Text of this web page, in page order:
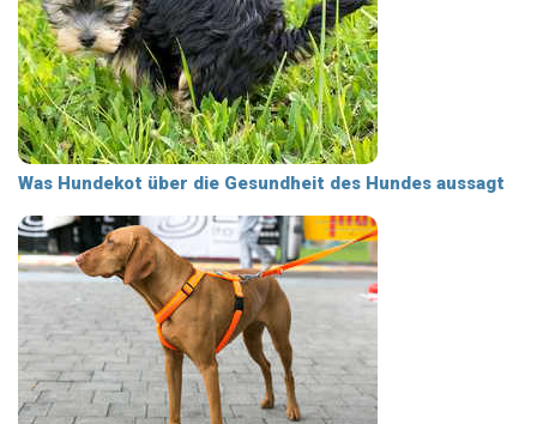
Was Hundekot über die Gesundheit des Hundes aussagt